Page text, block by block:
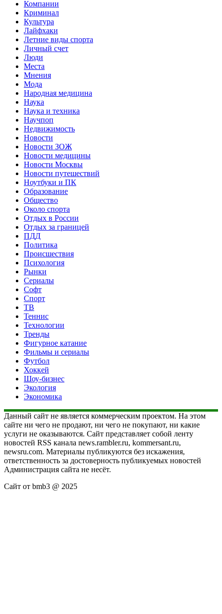
Компании
Криминал
Культура
Лайфхаки
Летние виды спорта
Личный счет
Люди
Места
Мнения
Мода
Народная медицина
Наука
Наука и техника
Научпоп
Недвижимость
Новости
Новости ЗОЖ
Новости медицины
Новости Москвы
Новости путешествий
Ноутбуки и ПК
Образование
Общество
Около спорта
Отдых в России
Отдых за границей
ПДД
Политика
Происшествия
Психология
Рынки
Сериалы
Софт
Спорт
ТВ
Теннис
Технологии
Тренды
Фигурное катание
Фильмы и сериалы
Футбол
Хоккей
Шоу-бизнес
Экология
Экономика
Данный сайт не является коммерческим проектом. На этом
сайте ни чего не продают, ни чего не покупают, ни какие
услуги не оказываются. Сайт представляет собой ленту
новостей RSS канала news.rambler.ru, kommersant.ru,
newsru.com. Материалы публикуются без искажения,
ответственность за достоверность публикуемых новостей
Администрация сайта не несёт.
Сайт от bmb3 @ 2025